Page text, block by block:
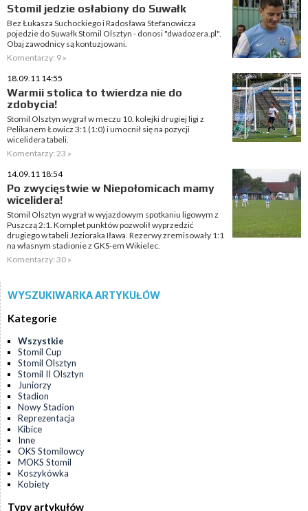
Stomil jedzie osłabiony do Suwałk
Bez Łukasza Suchockiego i Radosława Stefanowicza
pojedzie do Suwałk Stomil Olsztyn - donosi "dwadozera.pl".
Obaj zawodnicy są kontuzjowani.
Komentarzy: 9 »
18.09.11 14:55
Warmii stolica to twierdza nie do
zdobycia!
Stomil Olsztyn wygrał w meczu 10. kolejki drugiej ligi z
Pelikanem Łowicz 3:1 (1:0) i umocnił się na pozycji
wicelidera tabeli.
Komentarzy: 23 »
14.09.11 18:54
Po zwycięstwie w Niepołomicach mamy
wicelidera!
Stomil Olsztyn wygrał w wyjazdowym spotkaniu ligowym z
Puszczą 2:1. Komplet punktów pozwolił wyprzedzić
drugiego w tabeli Jezioraka Iława. Rezerwy zremisowały 1:1
na własnym stadionie z GKS-em Wikielec.
Komentarzy: 30 »
WYSZUKIWARKA ARTYKUŁÓW
Kategorie
Wszystkie
Stomil Cup
Stomil Olsztyn
Stomil II Olsztyn
Juniorzy
Stadion
Nowy Stadion
Reprezentacja
Kibice
Inne
OKS Stomilowcy
MOKS Stomil
Koszykówka
Kobiety
Typy artykułów